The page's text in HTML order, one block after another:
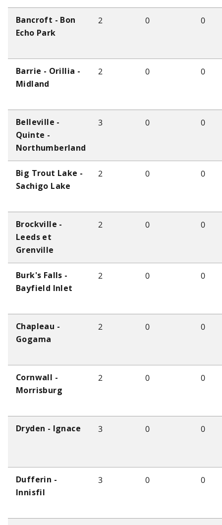
Bancroft - Bon
Echo Park
2 0 0
Barrie - Orillia -
Midland
2 0 0
Belleville -
Quinte -
Northumberland
3 0 0
Big Trout Lake -
Sachigo Lake
2 0 0
Brockville -
Leeds et
Grenville
2 0 0
Burk's Falls -
Bayfield Inlet
2 0 0
Chapleau -
Gogama
2 0 0
Cornwall -
Morrisburg
2 0 0
Dryden - Ignace 3 0 0
Dufferin -
Innisfil
3 0 0